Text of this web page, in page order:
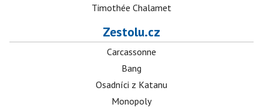
Timothée Chalamet
Zestolu.cz
Carcassonne
Bang
Osadníci z Katanu
Monopoly